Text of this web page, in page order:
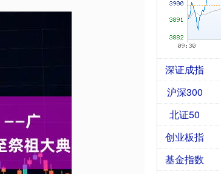
深证成指
沪深300
北证50
创业板指
基金指数